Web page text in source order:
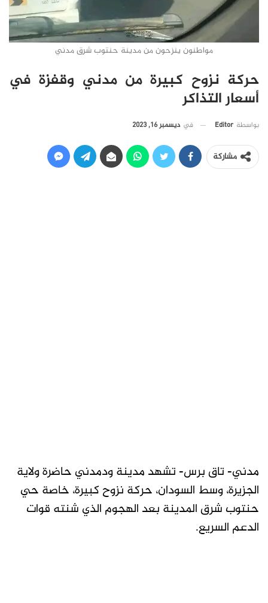
مواطنون ينزحون من مدينة حنتوب شرق مدني
حركة نزوح كبيرة من مدني وقفزة في
أسعار التذاكر
بواسطة Editor في ديسمبر 16, 2023
مشاركة
مدني- تاق برس- تشهد مدينة ودمدني حاضرة ولاية
الجزيرة، وسط السودان، حركة نزوح كبيرة، خاصة حي
حنتوب شرق المدينة بعد الهجوم الذي شنته قوات
الدعم السريع.